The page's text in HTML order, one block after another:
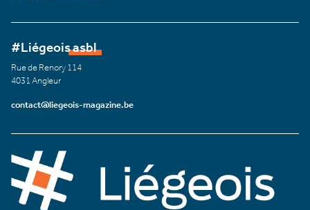
#Liégeois asbl
Rue de Renory 114
4031 Angleur
contact@liegeois-magazine.be